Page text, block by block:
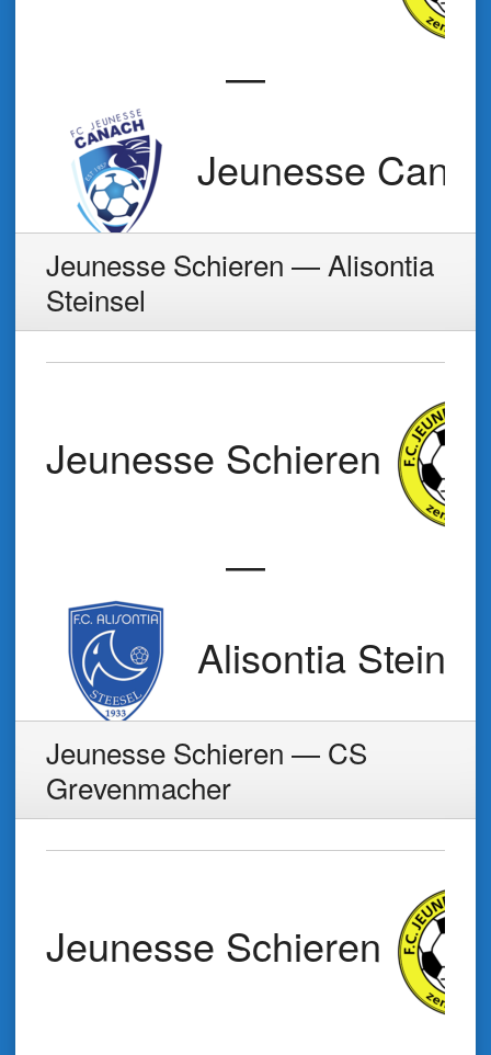
—
Jeunesse
Jeunesse Schieren — Alisontia
Steinsel
Jeunesse Schieren
—
Alisontia
Jeunesse Schieren — CS
Grevenmacher
Jeunesse Schieren